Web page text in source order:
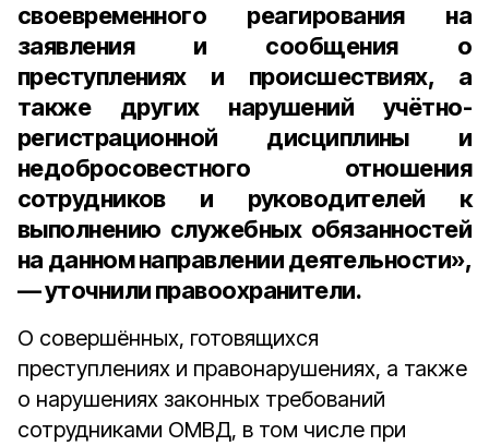
своевременного реагирования на
заявления и сообщения о
преступлениях и происшествиях, а
также других нарушений учётно-
регистрационной дисциплины и
недобросовестного отношения
сотрудников и руководителей к
выполнению служебных обязанностей
на данном направлении деятельности»,
— уточнили правоохранители.
О совершённых, готовящихся
преступлениях и правонарушениях, а также
о нарушениях законных требований
сотрудниками ОМВД, в том числе при